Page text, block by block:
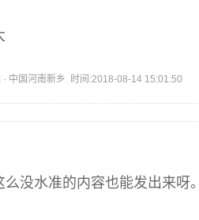
· 中国河南新乡 时间:2018-08-14 15:01:50
没水准的内容也能发出来呀。